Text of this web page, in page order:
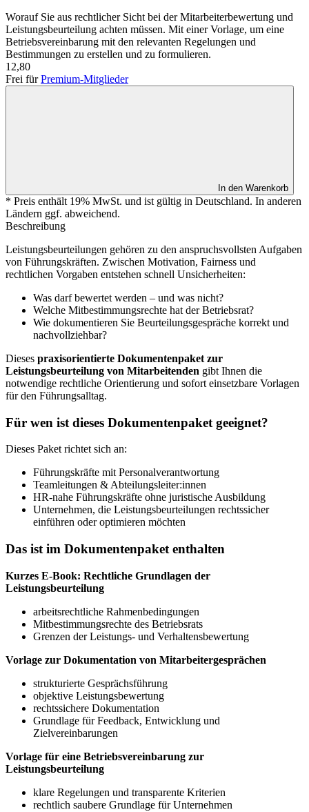
Worauf Sie aus rechtlicher Sicht bei der Mitarbeiterbewertung und
Leistungsbeurteilung achten müssen. Mit einer Vorlage, um eine
Betriebsvereinbarung mit den relevanten Regelungen und
Bestimmungen zu erstellen und zu formulieren.
12,80
Frei fürPremium-Mitglieder
In den Warenkorb
* Preis enthält 19% MwSt. und ist gültig in Deutschland. In anderen
Ländern ggf. abweichend.
Beschreibung
Leistungsbeurteilungen gehören zu den anspruchsvollsten Aufgaben
von Führungskräften. Zwischen Motivation, Fairness und
rechtlichen Vorgaben entstehen schnell Unsicherheiten:
Was darf bewertet werden – und was nicht?
Welche Mitbestimmungsrechte hat der Betriebsrat?
Wie dokumentieren Sie Beurteilungsgespräche korrekt und
nachvollziehbar?
Dieses praxisorientierte Dokumentenpaket zur
Leistungsbeurteilung von Mitarbeitenden gibt Ihnen die
notwendige rechtliche Orientierung und sofort einsetzbare Vorlagen
für den Führungsalltag.
Für wen ist dieses Dokumentenpaket geeignet?
Dieses Paket richtet sich an:
Führungskräfte mit Personalverantwortung
Teamleitungen & Abteilungsleiter:innen
HR-nahe Führungskräfte ohne juristische Ausbildung
Unternehmen, die Leistungsbeurteilungen rechtssicher
einführen oder optimieren möchten
Das ist im Dokumentenpaket enthalten
Kurzes E-Book: Rechtliche Grundlagen der
Leistungsbeurteilung
arbeitsrechtliche Rahmenbedingungen
Mitbestimmungsrechte des Betriebsrats
Grenzen der Leistungs- und Verhaltensbewertung
Vorlage zur Dokumentation von Mitarbeitergesprächen
strukturierte Gesprächsführung
objektive Leistungsbewertung
rechtssichere Dokumentation
Grundlage für Feedback, Entwicklung und
Zielvereinbarungen
Vorlage für eine Betriebsvereinbarung zur
Leistungsbeurteilung
klare Regelungen und transparente Kriterien
rechtlich saubere Grundlage für Unternehmen